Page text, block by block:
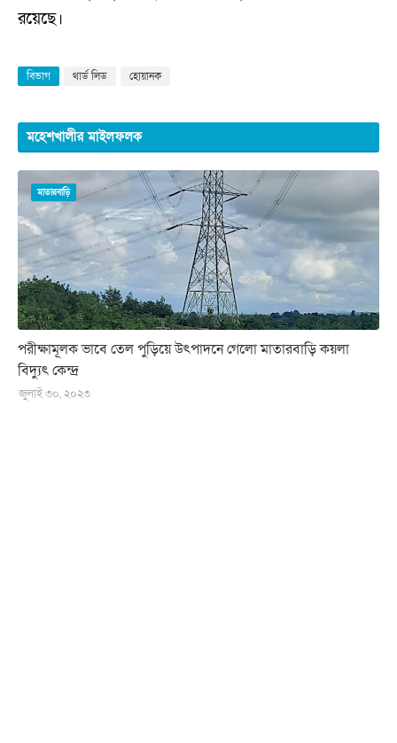
রয়েছে।
বিভাগ থার্ড লিড হোয়ানক
মহেশখালীর মাইলফলক
মাতারবাড়ি
পরীক্ষামূলক ভাবে তেল পুড়িয়ে উৎপাদনে গেলো মাতারবাড়ি কয়লা
বিদ্যুৎ কেন্দ্র
জুলাই ৩০, ২০২৩